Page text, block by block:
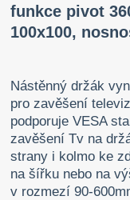
funkce pivot
100x100,
Nástěnný držák
pro zavěšení
podporuje VESA
zavěšení Tv na
strany i kolmo ke
na šířku nebo na
v rozmezí 90-